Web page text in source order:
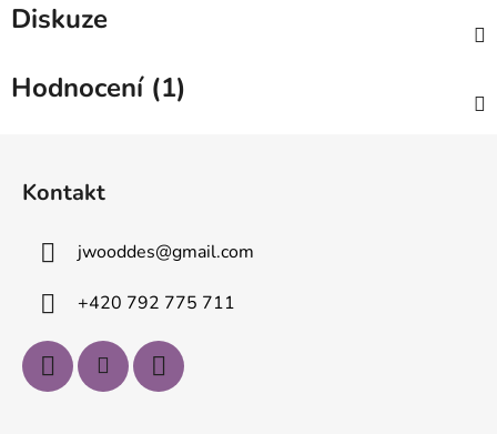
Diskuze
Hodnocení (1)
Kontakt
jwooddes@gmail.com
+420 792 775 711